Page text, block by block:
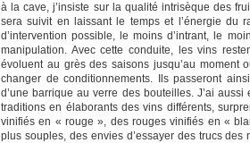
à la cave, j’insiste sur la qualité intrisèque des
sera suivit en laissant le temps et l’énergie du
d’intervention possible, le moins d’intrant, le
manipulation. Avec cette conduite, les vins
évoluent au grès des saisons jusqu’au moment
changer de conditionnements. Ils passeront
d’une barrique au verre des bouteilles. J’ai
traditions en élaborants des vins différents,
vinifiés en « rouge », des rouges vinifiés en «
plus souples, des envies d’essayer des trucs